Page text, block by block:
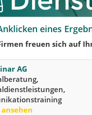
eines
freuen sich auf
AG